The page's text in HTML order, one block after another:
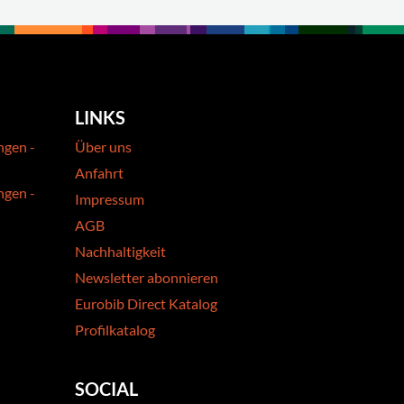
-
-
LINKS
Über uns
Anfahrt
Impressum
AGB
Nachhaltigkeit
Newsletter abonnieren
Eurobib Direct Katalog
Profilkatalog
SOCIAL